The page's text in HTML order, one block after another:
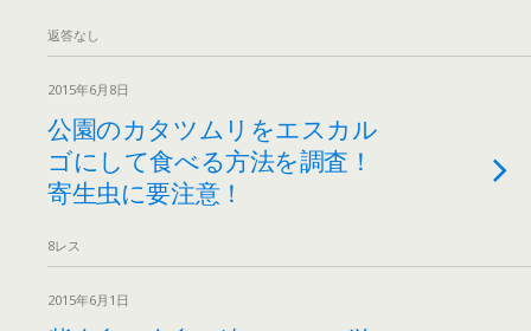
返答なし
2015年6月8日
公園のカタツムリをエスカル
ゴにして食べる方法を調査！
寄生虫に要注意！
8レス
2015年6月1日